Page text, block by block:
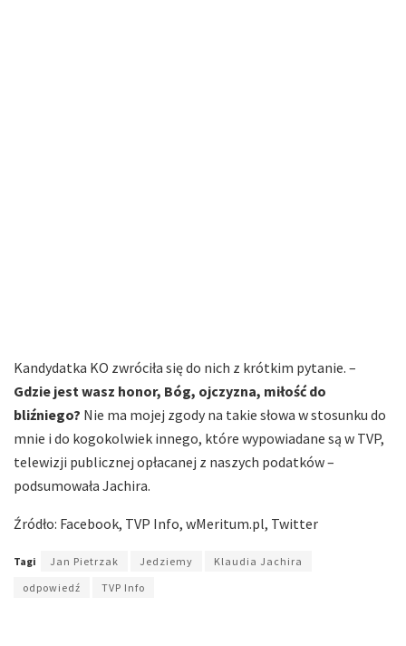
Kandydatka KO zwróciła się do nich z krótkim pytanie. –
Gdzie jest wasz honor, Bóg, ojczyzna, miłość do
bliźniego? Nie ma mojej zgody na takie słowa w stosunku do
mnie i do kogokolwiek innego, które wypowiadane są w TVP,
telewizji publicznej opłacanej z naszych podatków –
podsumowała Jachira.
Źródło: Facebook, TVP Info, wMeritum.pl, Twitter
Tagi Jan Pietrzak Jedziemy
Klaudia Jachira
odpowiedź
TVP Info